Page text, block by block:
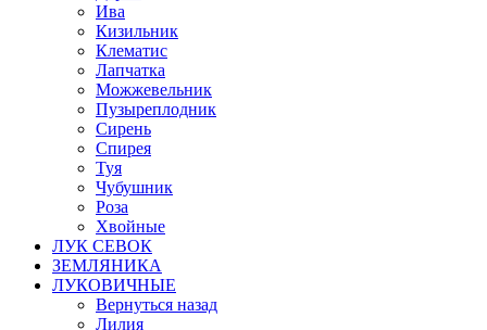
Ива
Кизильник
Клематис
Лапчатка
Можжевельник
Пузыреплодник
Сирень
Спирея
Туя
Чубушник
Роза
Хвойные
ЛУК СЕВОК
ЗЕМЛЯНИКА
ЛУКОВИЧНЫЕ
Вернуться назад
Лилия